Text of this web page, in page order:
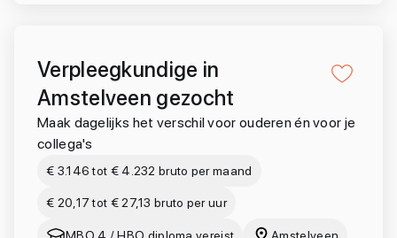
Verpleegkundige in
Amstelveen gezocht
Maak dagelijks het verschil voor ouderen én voor je
collega's
€ 3.146 tot € 4.232 bruto per maand
€ 20,17 tot € 27,13 bruto per uur